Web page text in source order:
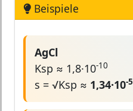
Beispiele
AgCl
Ksp ≈ 1,8·10-10
s = √Ksp ≈ 1,34·10-5